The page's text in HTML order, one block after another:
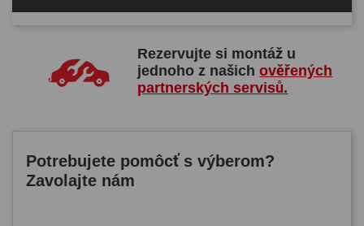
Rezervujte si montáž u
jednoho z našichověřených
partnerských servisů.
Potrebujete pomôcť s výberom?
Zavolajte nám